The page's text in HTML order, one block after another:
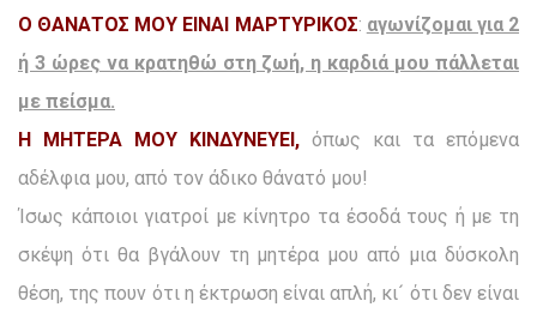
Ο ΘΑΝΑΤΟΣ ΜΟΥ ΕΙΝΑΙ ΜΑΡΤΥΡΙΚΟΣ: αγωνίζομαι για 2
ή 3 ώρες να κρατηθώ στη ζωή, η καρδιά μου πάλλεται
με πείσμα.
Η ΜΗΤΕΡΑ ΜΟΥ ΚΙΝΔΥΝΕΥΕΙ, όπως και τα επόμενα
αδέλφια μου, από τον άδικο θάνατό μου!
Ίσως κάποιοι γιατροί με κίνητρο τα έσοδά τους ή με τη
σκέψη ότι θα βγάλουν τη μητέρα μου από μια δύσκολη
θέση, της πουν ότι η έκτρωση είναι απλή, κι´ ότι δεν είναι